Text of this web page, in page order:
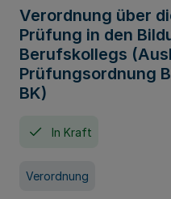
Verordnung über
Prüfung in den
Berufskollegs
Prüfungsordnung
BK)
In Kraft
Verordnung